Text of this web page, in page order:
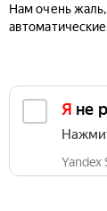
Нам очень
Я не
Yandex